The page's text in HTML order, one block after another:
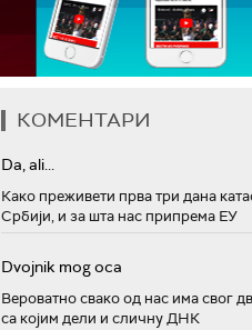
КОМЕНТАРИ
Da, ali...
Како преживети прва три дана
Србији, и за шта нас припрема ЕУ
Dvojnik mog oca
Вероватно свако од нас има свог
са којим дели и сличну ДНК